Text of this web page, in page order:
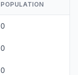
POPULATION
0
0
0